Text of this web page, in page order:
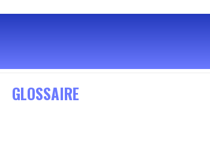
GLOSSAIRE